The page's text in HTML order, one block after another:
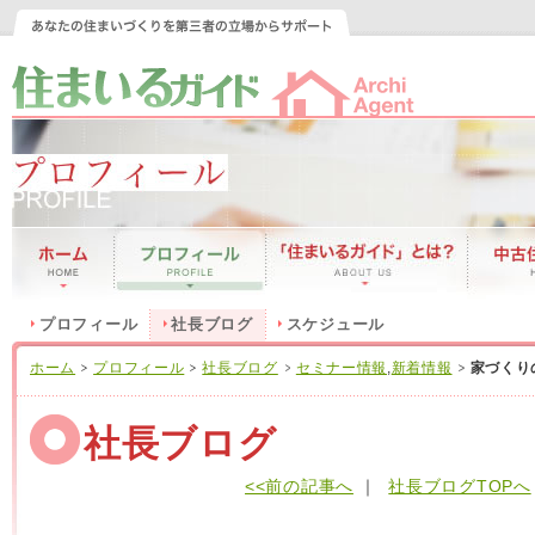
プロフィール 社長ブログ スケジュール
ホーム プロフィール 社長ブログ セミナー情報 ,新着情報 家づくり
社長ブログ
<<前の記事へ ｜ 社長ブログTOPへ